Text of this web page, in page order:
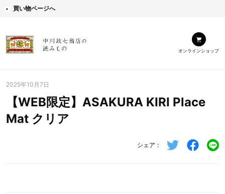
買い物ページへ
オンラインショップ
2025年10月7日
【WEB限定】ASAKURA KIRI Place
Mat クリア
シェア